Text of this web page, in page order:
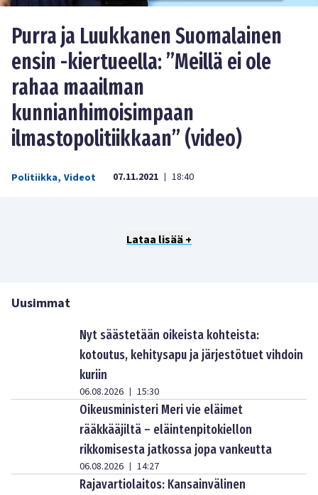
Purra ja Luukkanen Suomalainen
ensin -kiertueella: ”Meillä ei ole
rahaa maailman
kunnianhimoisimpaan
ilmastopolitiikkaan” (video)
Politiikka, Videot 07.11.2021 | 18:40
Lataa lisää +
Uusimmat
Nyt säästetään oikeista kohteista:
kotoutus, kehitysapu ja järjestötuet vihdoin
kuriin
06.08.2026 | 15:30
Oikeusministeri Meri vie eläimet
rääkkääjiltä – eläintenpitokiellon
rikkomisesta jatkossa jopa vankeutta
06.08.2026 | 14:27
Rajavartiolaitos: Kansainvälinen